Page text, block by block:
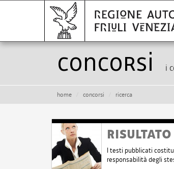
Concorsi i
home concorsi ricerca
I testi pubblicati
responsabilità degli